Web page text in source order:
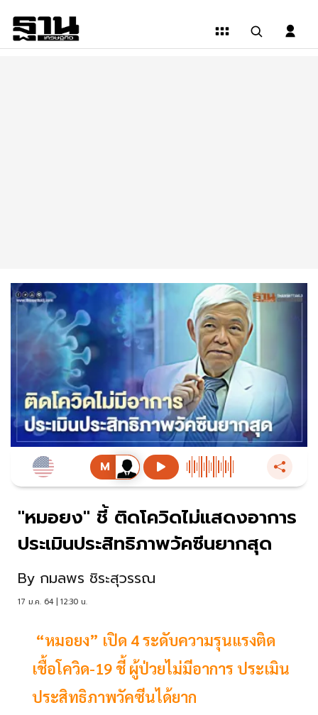
"หมอยง" ชี้ ติดโควิดไม่แสดงอาการ
ประเมินประสิทธิภาพวัคซีนยากสุด
By กมลพร ชิระสุวรรณ
17 ม.ค. 64 | 12:30 น.
“หมอยง” เปิด 4 ระดับความรุนแรงติด
เชื้อโควิด-19 ชี้ ผู้ป่วยไม่มีอาการ ประเมิน
ประสิทธิภาพวัคซีนได้ยาก